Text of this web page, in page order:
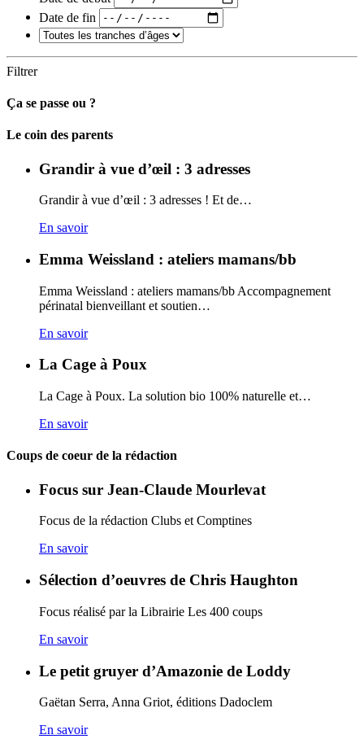
Date de fin
Filtrer
Ça se passe ou ?
Carto
Le coin des parents
Grandir à vue d’œil : 3 adresses
Grandir à vue d’œil : 3 adresses ! Et de…
En savoir
Emma Weissland : ateliers mamans/bb
Emma Weissland : ateliers mamans/bb Accompagnement
périnatal bienveillant et soutien…
En savoir
La Cage à Poux
La Cage à Poux. La solution bio 100% naturelle et…
En savoir
Coups de coeur de la rédaction
Focus sur Jean-Claude Mourlevat
Focus de la rédaction Clubs et Comptines
En savoir
Sélection d’oeuvres de Chris Haughton
Focus réalisé par la Librairie Les 400 coups
En savoir
Le petit gruyer d’Amazonie de Loddy
Gaëtan Serra, Anna Griot, éditions Dadoclem
En savoir